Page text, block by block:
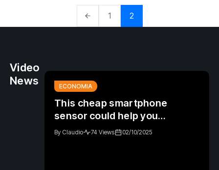
1 2
Video
News
ECONOMIA
This cheap smartphone
sensor could help you
recognition as culinary
By Claudio 74 Views 02/10/2025